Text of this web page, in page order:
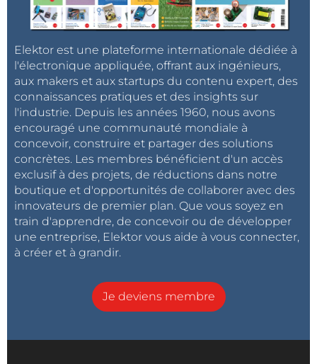
Elektor est une plateforme internationale dédiée à
l'électronique appliquée, offrant aux ingénieurs,
aux makers et aux startups du contenu expert, des
connaissances pratiques et des insights sur
l'industrie. Depuis les années 1960, nous avons
encouragé une communauté mondiale à
concevoir, construire et partager des solutions
concrètes. Les membres bénéficient d'un accès
exclusif à des projets, de réductions dans notre
boutique et d'opportunités de collaborer avec des
innovateurs de premier plan. Que vous soyez en
train d'apprendre, de concevoir ou de développer
une entreprise, Elektor vous aide à vous connecter,
à créer et à grandir.
Je deviens membre